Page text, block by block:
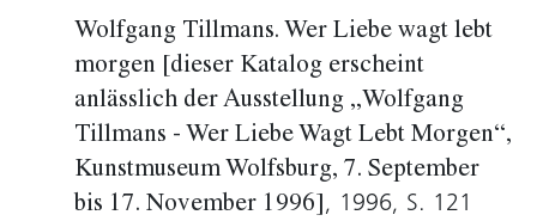
sogar bei der Hängung einer Ausstellung: Bei
all dem geht es Tillmans um die Umkehrung
der Sehgewohnheiten.
Georg Kargl, 2005
Wolfgang Tillmans. Wer Liebe wagt lebt
morgen [dieser Katalog erscheint
anlässlich der Ausstellung „Wolfgang
Tillmans - Wer Liebe Wagt Lebt Morgen“,
Kunstmuseum Wolfsburg, 7. September
bis 17. November 1996] , 1996, S. 121